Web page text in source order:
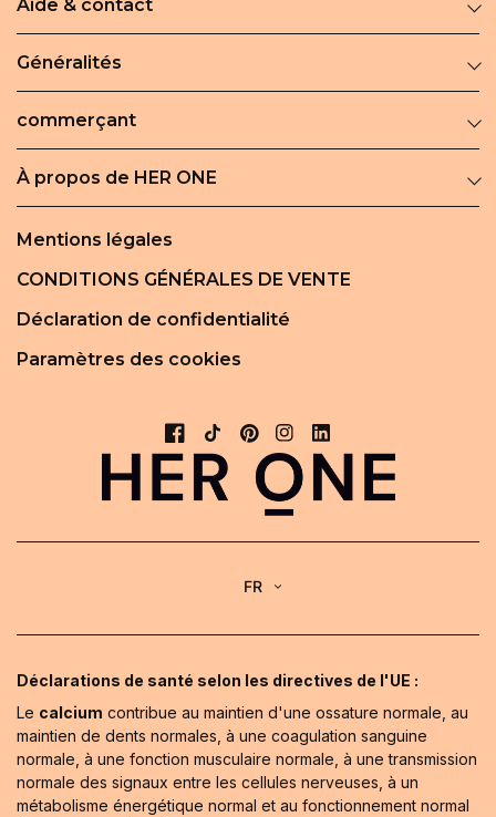
Aide & contact
Généralités
commerçant
À propos de HER ONE
Mentions légales
CONDITIONS GÉNÉRALES DE VENTE
Déclaration de confidentialité
Paramètres des cookies
FR
Déclarations de santé selon les directives de l'UE :
Le calcium contribue au maintien d'une ossature normale, au
maintien de dents normales, à une coagulation sanguine
normale, à une fonction musculaire normale, à une transmission
normale des signaux entre les cellules nerveuses, à un
métabolisme énergétique normal et au fonctionnement normal